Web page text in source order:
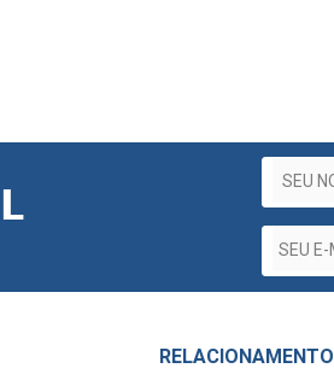
RELACIONAMENTO